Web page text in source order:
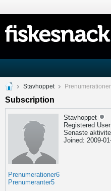
Stavhoppet Prenumerationer
Subscription
Stavhoppet
Registered User
Senaste
Joined: 2009-
Prenumerationer6
Prenumeranter5